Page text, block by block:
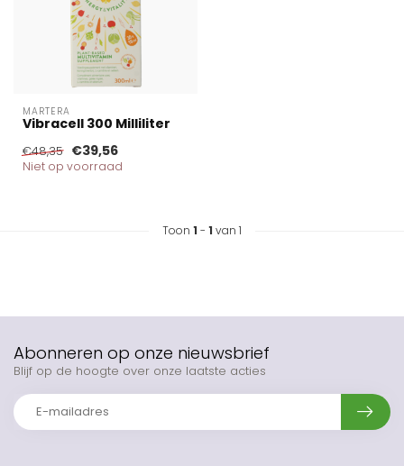
MARTERA
Vibracell 300 Milliliter
€48,35 €39,56
Niet op voorraad
Toon 1 - 1 van 1
Abonneren op onze nieuwsbrief
Blijf op de hoogte over onze laatste acties